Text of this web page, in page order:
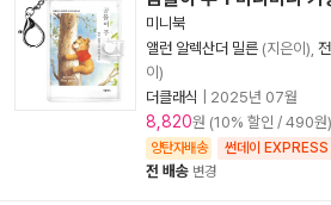
미니북
앨런 알렉산더 밀른 (지은이),
이)
더클래식
2025년 07월
8,820원 (10% 할인 / 490원)
양탄자배송 썬데이 EXPRESS
전 배송 변경